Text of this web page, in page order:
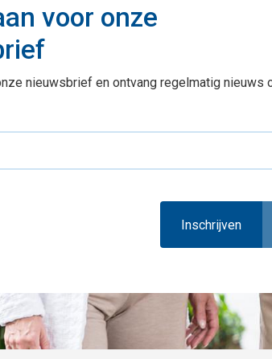
voor onze
nieuwsbrief en ontvang regelmatig nieuws